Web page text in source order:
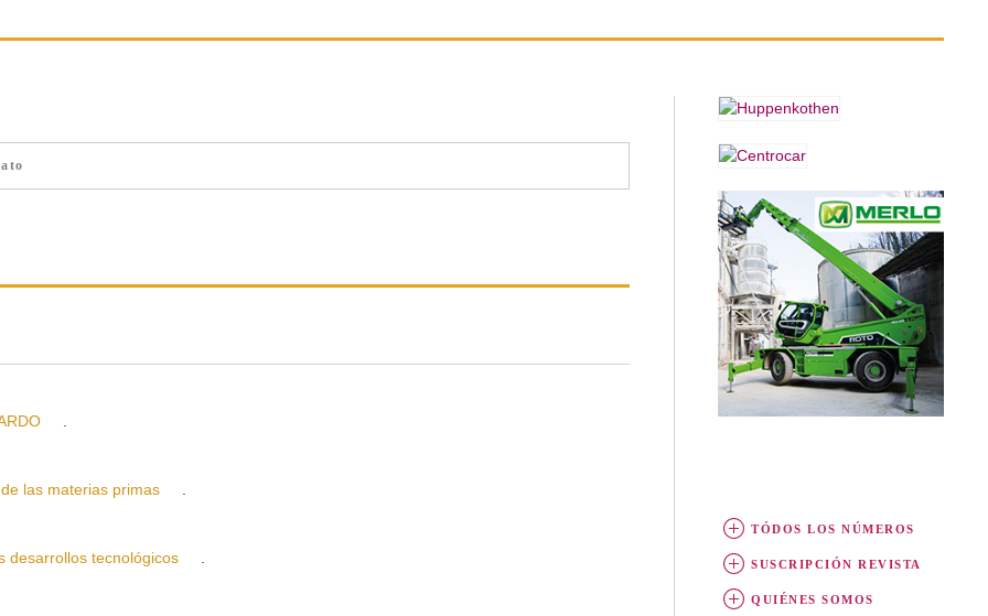
.
las materias primas
.
desarrollos tecnológicos
.
TÓDOS LOS NÚMEROS
SUSCRIPCIÓN REVISTA
QUIÉNES SOMOS